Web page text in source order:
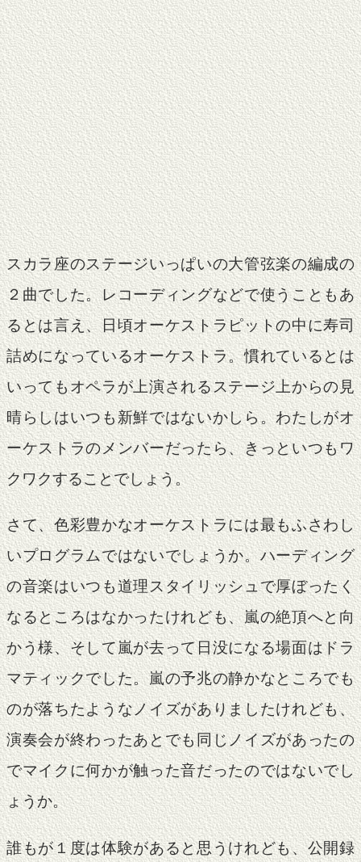
スカラ座のステージいっぱいの大管弦楽の編成の
２曲でした。レコーディングなどで使うこともあ
るとは言え、日頃オーケストラピットの中に寿司
詰めになっているオーケストラ。慣れているとは
いってもオペラが上演されるステージ上からの見
晴らしはいつも新鮮ではないかしら。わたしがオ
ーケストラのメンバーだったら、きっといつもワ
クワクすることでしょう。
さて、色彩豊かなオーケストラには最もふさわし
いプログラムではないでしょうか。ハーディング
の音楽はいつも道理スタイリッシュで厚ぼったく
なるところはなかったけれども、嵐の絶頂へと向
かう様、そして嵐が去って日没になる場面はドラ
マティックでした。嵐の予兆の静かなところでも
のが落ちたようなノイズがありましたけれども、
演奏会が終わったあとでも同じノイズがあったの
でマイクに何かが触った音だったのではないでし
ょうか。
誰もが１度は体験があると思うけれども、公開録